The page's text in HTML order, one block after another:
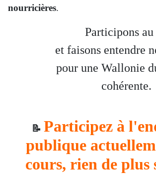
nourricières.
Participons au
et faisons entendre
pour une Wallonie
cohérente.
📝 Participez à
publique
cours, rien de plus